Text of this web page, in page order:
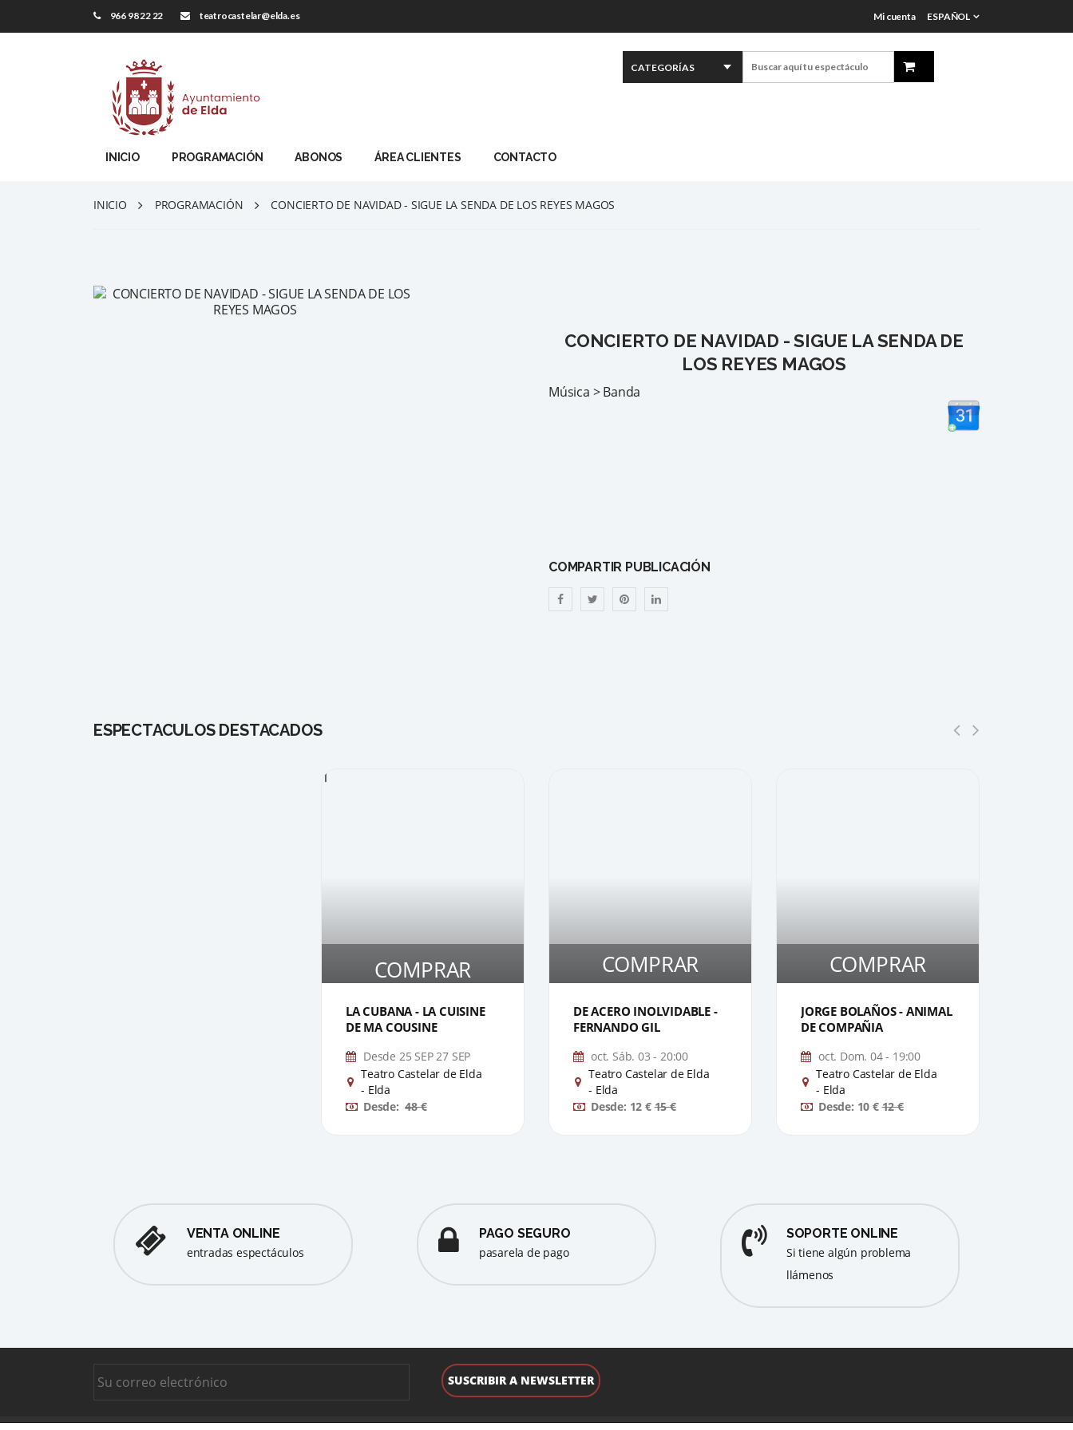
966 98 22 22 teatrocastelar@elda.es Mi cuenta ESPAÑOL
INICIO PROGRAMACIÓN ABONOS ÁREA CLIENTES CONTACTO
INICIO PROGRAMACIÓN CONCIERTO DE NAVIDAD - SIGUE LA SENDA DE LOS REYES MAGOS
CONCIERTO DE NAVIDAD - SIGUE LA SENDA DE
LOS REYES MAGOS
Música > Banda
COMPARTIR PUBLICACIÓN
ESPECTÁCULOS DESTACADOS
1
COMPRAR
LA CUBANA - LA CUISINE
DE MA COUSINE
Desde 25 SEP 27 SEP
Teatro Castelar de Elda
- Elda
Desde:48 €
COMPRAR
DE ACERO INOLVIDABLE -
FERNANDO GIL
oct. Sáb. 03 - 20:00
Teatro Castelar de Elda
- Elda
Desde: 12 €15 €
COMPRAR
JORGE BOLAÑOS - ANIMAL
DE COMPAÑIA
oct. Dom. 04 - 19:00
Teatro Castelar de Elda
- Elda
Desde: 10 €12 €
VENTA ONLINE
entradas espectáculos
PAGO SEGURO
pasarela de pago
SOPORTE ONLINE
Si tiene algún problema
llámenos